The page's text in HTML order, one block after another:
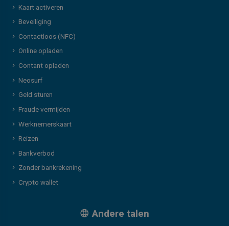
Kaart activeren
Beveiliging
Contactloos (NFC)
Online opladen
Contant opladen
Neosurf
Geld sturen
Fraude vermijden
Werknemerskaart
Reizen
Bankverbod
Zonder bankrekening
Crypto wallet
Andere talen